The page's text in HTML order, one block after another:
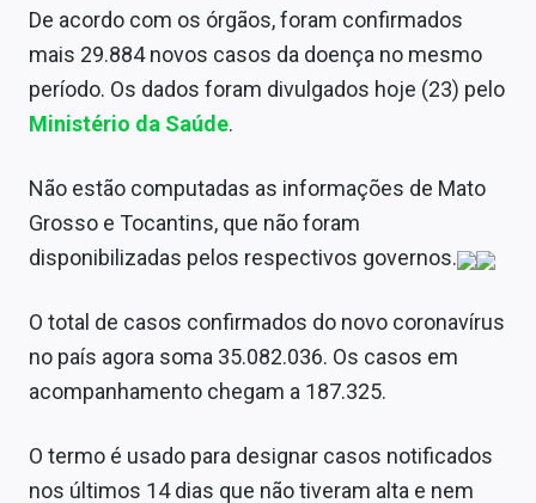
Tecnologia
Conteúdo de Marca
Expediente
Contato
De acordo com os órgãos, foram confirmados
mais 29.884 novos casos da doença no mesmo
período. Os dados foram divulgados hoje (23) pelo
Ministério da Saúde.
Não estão computadas as informações de Mato
Grosso e Tocantins, que não foram
disponibilizadas pelos respectivos governos.
O total de casos confirmados do novo coronavírus
no país agora soma 35.082.036. Os casos em
acompanhamento chegam a 187.325.
O termo é usado para designar casos notificados
nos últimos 14 dias que não tiveram alta e nem